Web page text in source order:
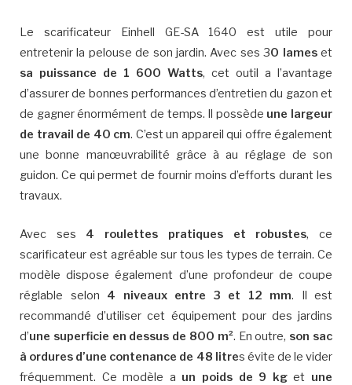
Le scarificateur Einhell GE-SA 1640 est utile pour
entretenir la pelouse de son jardin. Avec ses 30 lameset
sa puissance de 1 600 Watts, cet outil a l’avantage
d’assurer de bonnes performances d’entretien du gazon et
de gagner énormément de temps. Il possède une largeur
de travail de 40 cm. C’est un appareil qui offre également
une bonne manœuvrabilité grâce à au réglage de son
guidon. Ce qui permet de fournir moins d’efforts durant les
travaux.
Avec ses 4 roulettes pratiques et robustes, ce
scarificateur est agréable sur tous les types de terrain. Ce
modèle dispose également d’une profondeur de coupe
réglable selon 4 niveaux entre 3 et 12 mm. Il est
recommandé d’utiliser cet équipement pour des jardins
d’une superficie en dessus de 800 m². En outre, son sac
à ordures d’une contenance de 48 litres évite de le vider
fréquemment. Ce modèle a un poids de 9 kget une